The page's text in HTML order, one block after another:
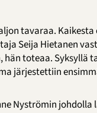
tavaraa. Kaikesta
Seija Hietanen
hän toteaa. Syksyllä
järjestettiin
Nyströmin